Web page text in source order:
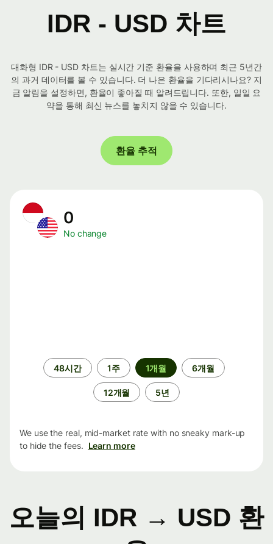
IDR - USD 차트
대화형 IDR - USD 차트는 실시간 기준 환율을 사용하며 최근 5년간
의 과거 데이터를 볼 수 있습니다. 더 나은 환율을 기다리시나요? 지
금 알림을 설정하면, 환율이 좋아질 때 알려드립니다. 또한, 일일 요
약을 통해 최신 뉴스를 놓치지 않을 수 있습니다.
환율 추적
0
No change
48시간 1주 1개월 6개월
12개월 5년
We use the real, mid-market rate with no sneaky mark-up
to hide the fees. Learn more
오늘의 IDR → USD 환